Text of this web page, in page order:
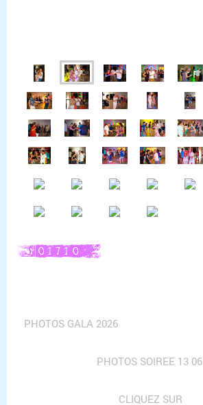
PHOTOS GALA 2026
PHOTOS SOIREE 13 06
CLIQUEZ SUR